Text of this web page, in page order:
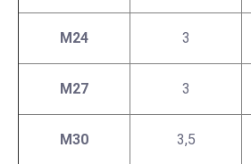
М24 3
М27 3
М30 3,5